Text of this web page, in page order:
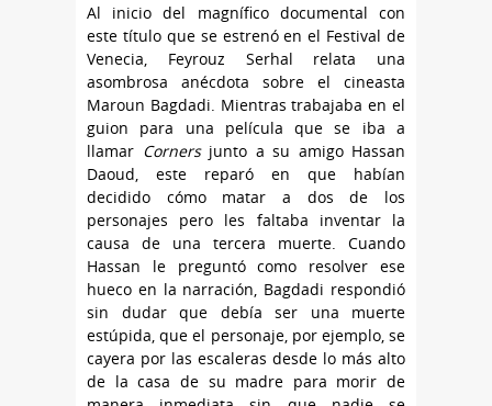
Al inicio del magnífico documental con
este título que se estrenó en el Festival de
Venecia, Feyrouz Serhal relata una
asombrosa anécdota sobre el cineasta
Maroun Bagdadi. Mientras trabajaba en el
guion para una película que se iba a
llamar Cornersjunto a su amigo Hassan
Daoud, este reparó en que habían
decidido cómo matar a dos de los
personajes pero les faltaba inventar la
causa de una tercera muerte. Cuando
Hassan le preguntó como resolver ese
hueco en la narración, Bagdadi respondió
sin dudar que debía ser una muerte
estúpida, que el personaje, por ejemplo, se
cayera por las escaleras desde lo más alto
de la casa de su madre para morir de